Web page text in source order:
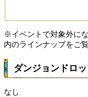
※イベントで対象外に
内のラインナップをご
ダンジョンドロ
なし